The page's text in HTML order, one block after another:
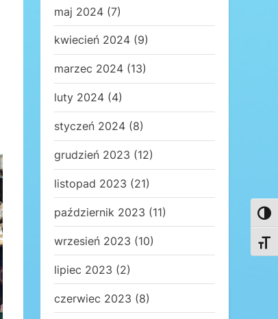
maj 2024 (7)
kwiecień 2024 (9)
marzec 2024 (13)
luty 2024 (4)
styczeń 2024 (8)
grudzień 2023 (12)
listopad 2023 (21)
październik 2023 (11)
wrzesień 2023 (10)
lipiec 2023 (2)
czerwiec 2023 (8)